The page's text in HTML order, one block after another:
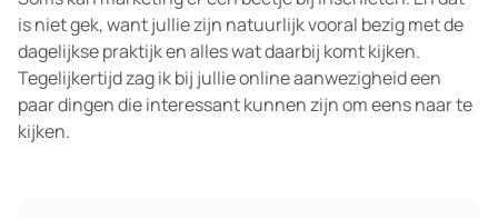
is niet gek, want jullie zijn natuurlijk vooral bezig met de
dagelijkse praktijk en alles wat daarbij komt kijken.
Tegelijkertijd zag ik bij jullie online aanwezigheid een
paar dingen die interessant kunnen zijn om eens naar te
kijken.